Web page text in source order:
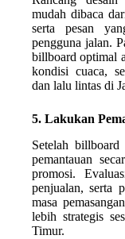
mudah dibaca
serta pesan
pengguna jalan.
billboard optimal
kondisi cuaca,
dan lalu lintas di
5. Lakukan
Setelah
pemantauan
promosi.
penjualan, serta
masa
lebih strategis
Timur.